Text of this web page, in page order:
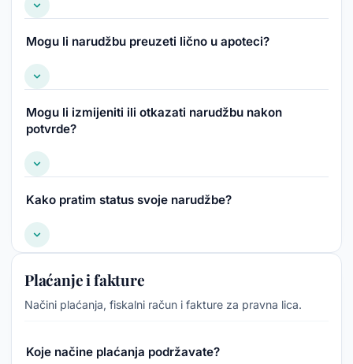
Mogu li narudžbu preuzeti lično u apoteci?
Mogu li izmijeniti ili otkazati narudžbu nakon
potvrde?
Kako pratim status svoje narudžbe?
Plaćanje i fakture
Načini plaćanja, fiskalni račun i fakture za pravna lica.
Koje načine plaćanja podržavate?